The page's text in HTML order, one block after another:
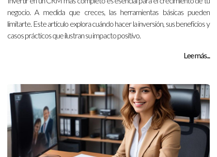
negocio. A medida que creces, las herramientas básicas pueden
limitarte. Este artículo explora cuándo hacer la inversión, sus beneficios y
casos prácticos que ilustran su impacto positivo.
Lee más...